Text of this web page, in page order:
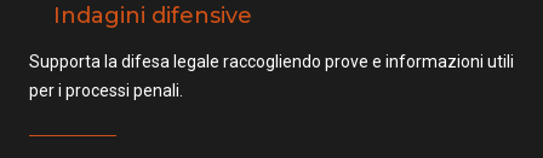
Indagini difensive
Supporta la difesa legale raccogliendo prove e informazioni utili
per i processi penali.